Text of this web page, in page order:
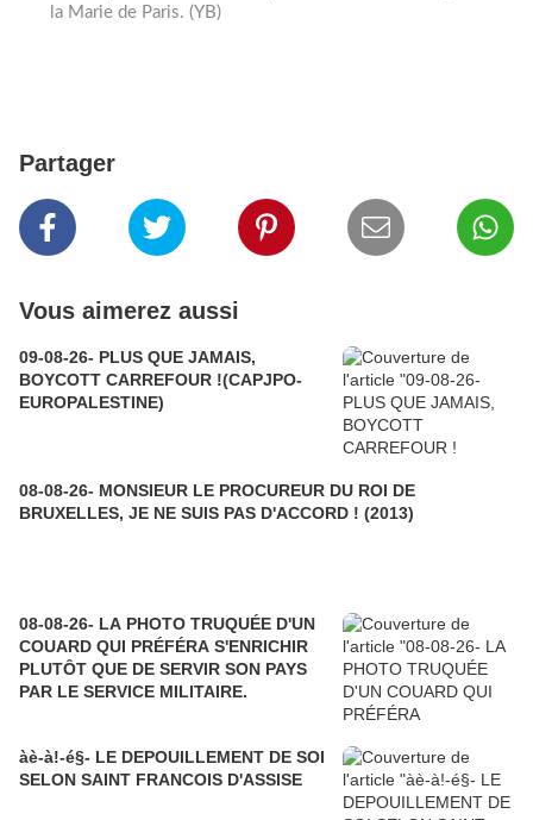
la Marie de Paris. (YB)
Partager
Vous aimerez aussi
09-08-26- PLUS QUE JAMAIS,
BOYCOTT CARREFOUR !(CAPJPO-
EUROPALESTINE)
08-08-26- MONSIEUR LE PROCUREUR DU ROI DE
BRUXELLES, JE NE SUIS PAS D'ACCORD ! (2013)
08-08-26- LA PHOTO TRUQUÉE D'UN
COUARD QUI PRÉFÉRA S'ENRICHIR
PLUTÔT QUE DE SERVIR SON PAYS
PAR LE SERVICE MILITAIRE.
àè-à!-é§- LE DEPOUILLEMENT DE SOI
SELON SAINT FRANCOIS D'ASSISE